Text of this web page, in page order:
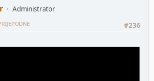
Administrator
#236